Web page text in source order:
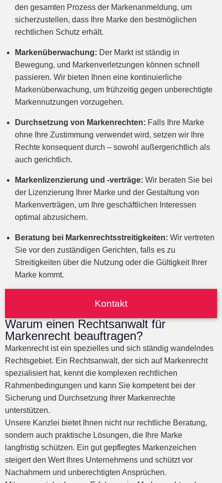
den gesamten Prozess der Markenanmeldung, um
sicherzustellen, dass Ihre Marke den bestmöglichen
rechtlichen Schutz erhält.
Markenüberwachung: Der Markt ist ständig in
Bewegung, und Markenverletzungen können schnell
passieren. Wir bieten Ihnen eine kontinuierliche
Markenüberwachung, um frühzeitig gegen unberechtigte
Markennutzungen vorzugehen.
Durchsetzung von Markenrechten: Falls Ihre Marke
ohne Ihre Zustimmung verwendet wird, setzen wir Ihre
Rechte konsequent durch – sowohl außergerichtlich als
auch gerichtlich.
Markenlizenzierung und -verträge: Wir beraten Sie bei
der Lizenzierung Ihrer Marke und der Gestaltung von
Markenverträgen, um Ihre geschäftlichen Interessen
optimal abzusichern.
Beratung bei Markenrechtsstreitigkeiten: Wir vertreten
Sie vor den zuständigen Gerichten, falls es zu
Streitigkeiten über die Nutzung oder die Gültigkeit Ihrer
Marke kommt.
Kontakt
Warum einen Rechtsanwalt für
Markenrecht beauftragen?
Markenrecht ist ein spezielles und sich ständig wandelndes
Rechtsgebiet. Ein Rechtsanwalt, der sich auf Markenrecht
spezialisiert hat, kennt die komplexen rechtlichen
Rahmenbedingungen und kann Sie kompetent bei der
Sicherung und Durchsetzung Ihrer Markenrechte
unterstützen.
Unsere Kanzlei bietet Ihnen nicht nur rechtliche Beratung,
sondern auch praktische Lösungen, die Ihre Marke
langfristig schützen. Ein gut gepflegtes Markenzeichen
steigert den Wert Ihres Unternehmens und schützt vor
Nachahmern und unberechtigten Ansprüchen.